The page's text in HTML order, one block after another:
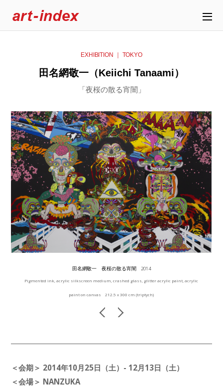
EXHIBITION ｜ TOKYO
田名網敬一（Keiichi Tanaami）
「夜桜の散る宵闇」
田名網敬一 夜桜の散る宵闇 2014
Pigmented ink, acrylic silkscreen medium, crashed glass, glitter acrylic paint, acrylic
paint on canvas 212.5 x 300 cm (triptych)
＜会期＞ 2014年10月25日（土）- 12月13日（土）
＜会場＞ NANZUKA